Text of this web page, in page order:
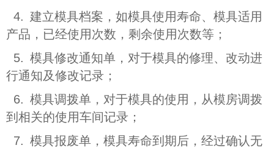
4. 建立模具档案，如模具使用寿命、模具适用
产品，已经使用次数，剩余使用次数等；
5. 模具修改通知单，对于模具的修理、改动进
行通知及修改记录；
6. 模具调拨单，对于模具的使用，从模房调拨
到相关的使用车间记录；
7. 模具报废单，模具寿命到期后，经过确认无